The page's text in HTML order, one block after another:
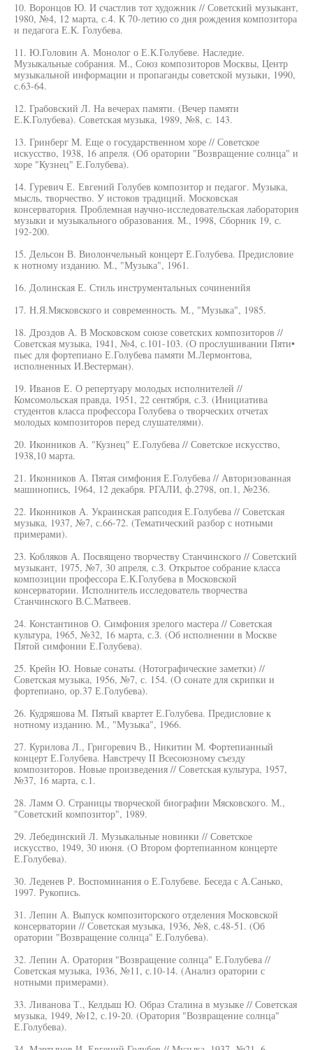
10. Воронцов Ю. И счастлив тот художник // Советский музыкант,
1980, №4, 12 марта, с.4. К 70-летию со дня рождения композитора
и педагога Е.К. Голубева.
11. Ю.Головин А. Монолог о Е.К.Голубеве. Наследие.
Музыкальные собрания. М., Союз композиторов Москвы, Центр
музыкальной информации и пропаганды советской музыки, 1990,
с.63-64.
12. Грабовский Л. На вечерах памяти. (Вечер памяти
Е.К.Голубева). Советская музыка, 1989, №8, с. 143.
13. Гринберг М. Еще о государственном хоре // Советское
искусство, 1938, 16 апреля. (Об оратории "Возвращение солнца" и
хоре "Кузнец" Е.Голубева).
14. Гуревич Е. Евгений Голубев композитор и педагог. Музыка,
мысль, творчество. У истоков традиций. Московская
консерватория. Проблемная научно-исследовательская лаборатория
музыки и музыкального образования. М., 1998, Сборник 19, с.
192-200.
15. Дельсон В. Виолончельный концерт Е.Голубева. Предисловие
к нотному изданию. М., "Музыка", 1961.
16. Долинская Е. Стиль инструментальных сочиненийя
17. Н.Я.Мясковского и современность. М., "Музыка", 1985.
18. Дроздов А. В Московском союзе советских композиторов //
Советская музыка, 1941, №4, с.101-103. (О прослушивании Пяти•
пьес для фортепиано Е.Голубева памяти М.Лермонтова,
исполненных И.Вестерман).
19. Иванов Е. О репертуару молодых исполнителей //
Комсомольская правда, 1951, 22 сентября, с.З. (Инициатива
студентов класса профессора Голубева о творческих отчетах
молодых композиторов перед слушателями).
20. Иконников А. "Кузнец" Е.Голубева // Советское искусство,
1938,10 марта.
21. Иконников А. Пятая симфония Е.Голубева // Авторизованная
машинопись, 1964, 12 декабря. РГАЛИ, ф.2798, оп.1, №236.
22. Иконников А. Украинская рапсодия Е.Голубева // Советская
музыка, 1937, №7, с.66-72. (Тематический разбор с нотными
примерами).
23. Кобляков А. Посвящено творчеству Станчинского // Советский
музыкант, 1975, №7, 30 апреля, с.З. Открытое собрание класса
композиции профессора Е.К.Голубева в Московской
консерватории. Исполнитель исследователь творчества
Станчинского В.С.Матвеев.
24. Константинов О. Симфония зрелого мастера // Советская
культура, 1965, №32, 16 марта, с.З. (Об исполнении в Москве
Пятой симфонии Е.Голубева).
25. Крейн Ю. Новые сонаты. (Нотографические заметки) //
Советская музыка, 1956, №7, с. 154. (О сонате для скрипки и
фортепиано, ор.37 Е.Голубева).
26. Кудряшова М. Пятый квартет Е.Голубева. Предисловие к
нотному изданию. М., "Музыка", 1966.
27. Курилова Л., Григоревич В., Никитин М. Фортепианный
концерт Е.Голубева. Навстречу II Всесоюзному съезду
композиторов. Новые произведения // Советская культура, 1957,
№37, 16 марта, с.1.
28. Ламм О. Страницы творческой биографии Мясковского. М.,
"Советский композитор", 1989.
29. Лебединский Л. Музыкальные новинки // Советское
искусство, 1949, 30 июня. (О Втором фортепианном концерте
Е.Голубева).
30. Леденев Р. Воспоминания о Е.Голубеве. Беседа с А.Санько,
1997. Рукопись.
31. Лепин А. Выпуск композиторского отделения Московской
консерватории // Советская музыка, 1936, №8, с.48-51. (Об
оратории "Возвращение солнца" Е.Голубева).
32. Лепин А. Оратория "Возвращение солнца" Е.Голубева //
Советская музыка, 1936, №11, с.10-14. (Анализ оратории с
нотными примерами).
33. Ливанова Т., Келдыш Ю. Образ Сталина в музыке // Советская
музыка, 1949, №12, с.19-20. (Оратория "Возвращение солнца"
Е.Голубева).